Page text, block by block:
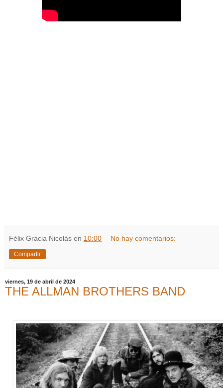
Félix Gracia Nicolás en 10:00 No hay comentarios:
Compartir
viernes, 19 de abril de 2024
THE ALLMAN BROTHERS BAND